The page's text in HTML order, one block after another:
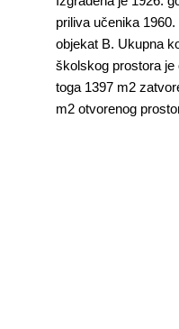
priliva učenika
objekat B. Ukupna
školskog prostora je
toga 1397 m2
m2 otvorenog